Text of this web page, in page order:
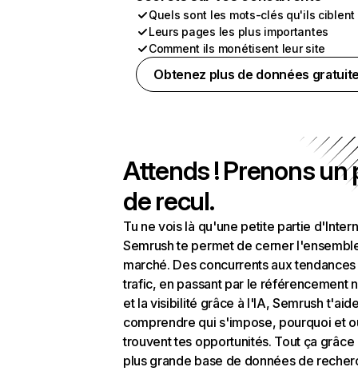
Quels sont les mots-clés qu'ils ciblent
Leurs pages les plus importantes
Comment ils monétisent leur site
Obtenez plus de données
Attends ! Prenons un
de recul.
Tu ne vois là qu'une petite partie
Semrush te permet de cerner
marché. Des concurrents aux
trafic, en passant par le référencement
et la visibilité grâce à l'IA, Semrush
comprendre qui s'impose, pourquoi et
trouvent tes opportunités. Tout ça grâce
plus grande base de données de